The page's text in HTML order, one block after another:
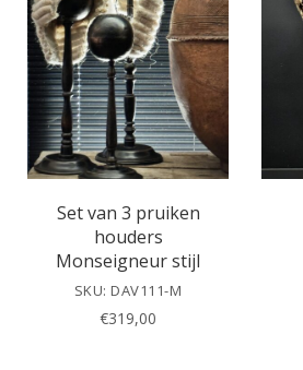
Set van 3 pruiken
houders
Monseigneur stijl
SKU: DAV111-M
€319,00